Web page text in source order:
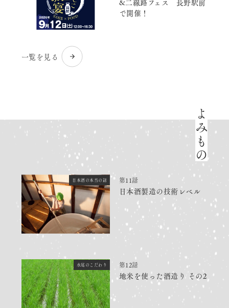
で開催！
一覧を見る
よみもの
日本酒の本当の話 第11話
日本酒製造の技術レベル
水尾のこだわり 第12話
地米を使った酒造り その2